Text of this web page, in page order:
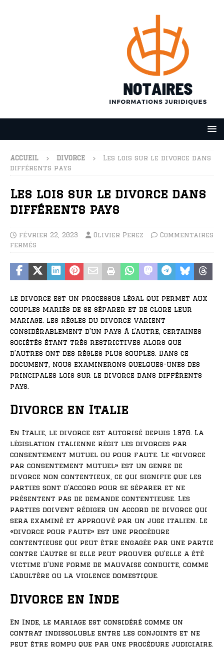
ACCUEIL DIVORCE
Les lois sur le divorce dans
différents pays
Les lois sur le divorce dans
différents pays
février 22, 2023 Olivier Perez
Commentaires
fermés
Le divorce est un processus légal qui permet aux
couples mariés de se séparer et de clore leur
mariage. Les règles du divorce varient
considérablement d’un pays à l’autre, certaines
sociétés étant très restrictives alors que
d’autres ont des règles plus souples. Dans ce
document, nous examinerons quelques-unes des
principales lois sur le divorce dans différents
pays.
Divorce en Italie
En Italie, le divorce est autorisé depuis 1970. La
législation italienne régit les divorces par
consentement mutuel ou pour faute. Le «divorce
par consentement mutuel» est un genre de
divorce non contentieux, ce qui signifie que les
parties sont d’accord pour se séparer et ne
présentent pas de demande contentieuse. Les
parties doivent rédiger un accord de divorce qui
sera examiné et approuvé par un juge italien. Le
«divorce pour faute» est une procédure
contentieuse qui peut être engagée par une partie
contre l’autre si elle peut prouver qu’elle a été
victime d’une forme de mauvaise conduite, comme
l’adultère ou la violence domestique.
Divorce en Inde
En Inde, le mariage est considéré comme un
contrat indissoluble entre les conjoints et ne
peut être rompu que par une procédure judiciaire.